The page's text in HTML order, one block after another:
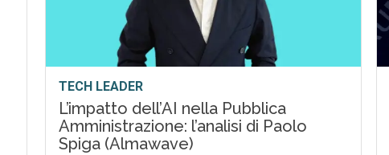
TECH LEADER
L’impatto dell’AI nella Pubblica
Amministrazione: l’analisi di Paolo
Spiga (Almawave)